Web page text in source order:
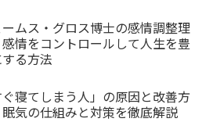
ムス・グロス博士の感情調整理
情をコントロールして人生を豊
る方法
ぐ寝てしまう人」の原因と改善方
気の仕組みと対策を徹底解説